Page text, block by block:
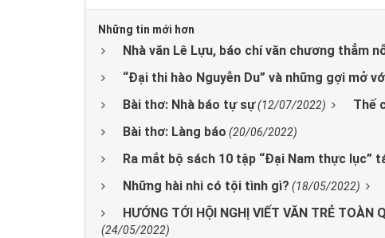
Những tin mới hơn
Nhà văn Lê Lựu, báo chí văn chương thẳm
“Đại thi hào Nguyễn Du” và những gợi mở
Bài thơ: Nhà báo tự sự(12/07/2022) Thế
Bài thơ: Làng báo (20/06/2022)
Ra mắt bộ sách 10 tập “Đại Nam thực lục”
Những hài nhi có tội tình gì? (18/05/2022)
HƯỚNG TỚI HỘI NGHỊ VIẾT VĂN TRẺ
(24/05/2022)